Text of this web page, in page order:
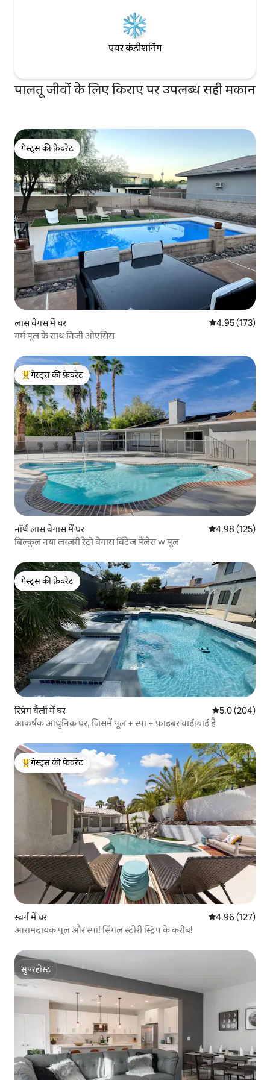
एयर कंडीशनिंग
पालतू जीवों के लिए किराए पर उपलब्ध सही मकान
गेस्ट्स की फ़ेवरेट
गेस्ट्स की फ़ेवरेट
लास वेगस में घर औसत रेटिंग 5 में से
4.95 (173)
गर्म पूल के साथ निजी ओएसिस
गेस्ट्स का टॉप फ़ेवरेट
गेस्ट्स की फ़ेवरेट
नॉर्थ लास वेगास में घर औसत रेटिंग 5 में से
4.98 (125)
बिल्कुल नया लग्ज़री रेट्रो वेगास विंटेज पैलेस w पूल
गेस्ट्स की फ़ेवरेट
गेस्ट्स की फ़ेवरेट
स्प्रिंग वैली में घर औसत रेटिंग 5 में
5.0 (204)
आकर्षक आधुनिक घर, जिसमें पूल + स्पा + फ़ाइबर वाईफ़ाई है
गेस्ट्स का टॉप फ़ेवरेट
गेस्ट्स की फ़ेवरेट
स्वर्ग में घर औसत रेटिंग 5 में से
4.96 (127)
आरामदायक पूल और स्पा! सिंगल स्टोरी स्ट्रिप के करीब!
सुपरहोस्ट
सुपरहोस्ट